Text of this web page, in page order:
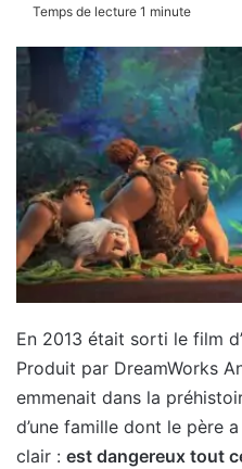
Temps de lecture 1 minute
En 2013 était sorti le film
Produit par DreamWorks
emmenait dans la
d’une famille dont le père
clair : est dangereux tout